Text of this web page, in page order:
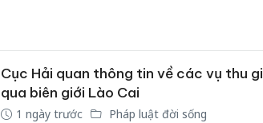
Cục Hải quan thông tin về các vụ thu
qua biên giới Lào Cai
1 ngày trước Pháp luật đời sống